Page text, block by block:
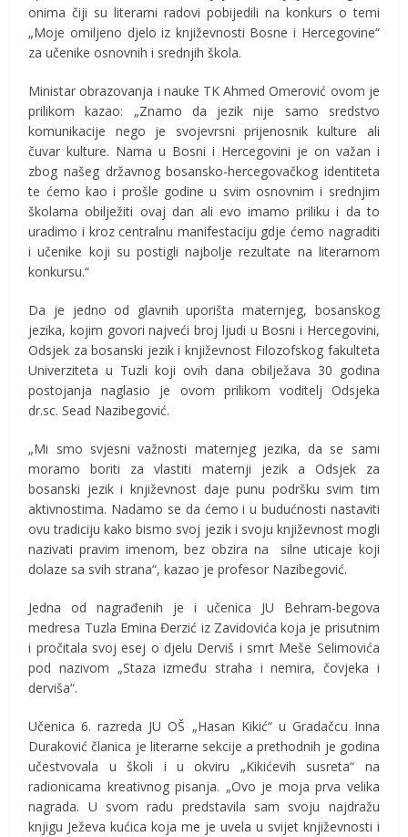
onima čiji su literarni radovi pobijedili na konkurs o temi
„Moje omiljeno djelo iz književnosti Bosne i Hercegovine“
za učenike osnovnih i srednjih škola.
Ministar obrazovanja i nauke TK Ahmed Omerović ovom je
prilikom kazao: „Znamo da jezik nije samo sredstvo
komunikacije nego je svojevrsni prijenosnik kulture ali
čuvar kulture. Nama u Bosni i Hercegovini je on važan i
zbog našeg državnog bosansko-hercegovačkog identiteta
te ćemo kao i prošle godine u svim osnovnim i srednjim
školama obilježiti ovaj dan ali evo imamo priliku i da to
uradimo i kroz centralnu manifestaciju gdje ćemo nagraditi
i učenike koji su postigli najbolje rezultate na literarnom
konkursu.“
Da je jedno od glavnih uporišta maternjeg, bosanskog
jezika, kojim govori najveći broj ljudi u Bosni i Hercegovini,
Odsjek za bosanski jezik i književnost Filozofskog fakulteta
Univerziteta u Tuzli koji ovih dana obilježava 30 godina
postojanja naglasio je ovom prilikom voditelj Odsjeka
dr.sc. Sead Nazibegović.
„Mi smo svjesni važnosti maternjeg jezika, da se sami
moramo boriti za vlastiti maternji jezik a Odsjek za
bosanski jezik i književnost daje punu podršku svim tim
aktivnostima. Nadamo se da ćemo i u budućnosti nastaviti
ovu tradiciju kako bismo svoj jezik i svoju književnost mogli
nazivati pravim imenom, bez obzira na silne uticaje koji
dolaze sa svih strana“, kazao je profesor Nazibegović.
Jedna od nagrađenih je i učenica JU Behram-begova
medresa Tuzla Emina Đerzić iz Zavidovića koja je prisutnim
i pročitala svoj esej o djelu Derviš i smrt Meše Selimovića
pod nazivom „Staza između straha i nemira, čovjeka i
derviša“.
Učenica 6. razreda JU OŠ „Hasan Kikić“ u Gradačcu Inna
Duraković članica je literarne sekcije a prethodnih je godina
učestvovala u školi i u okviru „Kikićevih susreta“ na
radionicama kreativnog pisanja. „Ovo je moja prva velika
nagrada. U svom radu predstavila sam svoju najdražu
knjigu Ježeva kućica koja me je uvela u svijet književnosti i